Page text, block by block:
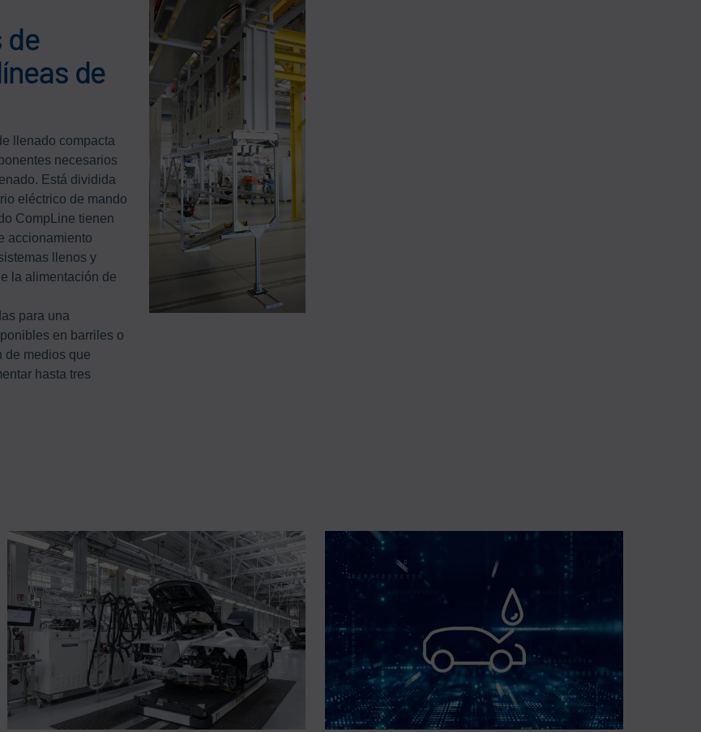
de
de
llenado compacta
necesarios
Está dividida
eléctrico de mando
CompLine tienen
accionamiento
llenos y
la alimentación de
para una
en barriles o
de medios que
hasta tres